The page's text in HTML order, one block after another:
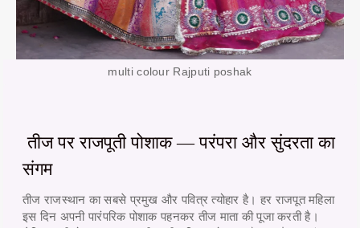
multi colour Rajputi poshak
तीज पर राजपूती पोशाक — परंपरा और सुंदरता का
संगम
तीज राजस्थान का सबसे प्रमुख और पवित्र त्योहार है। हर राजपूत महिला
इस दिन अपनी पारंपरिक पोशाक पहनकर तीज माता की पूजा करती है।